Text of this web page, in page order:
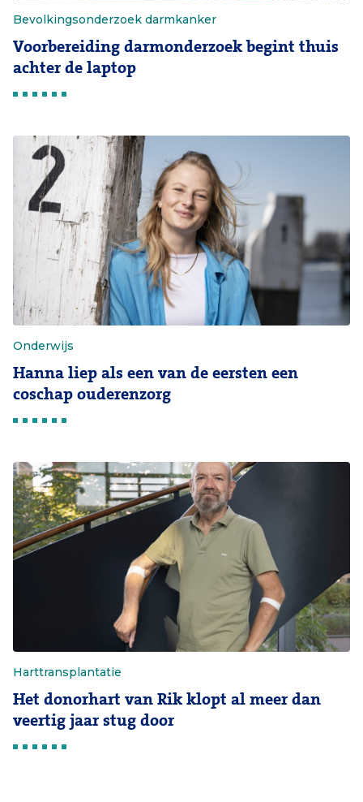
Bevolkingsonderzoek darmkanker
Voorbereiding darmonderzoek begint thuis
achter de laptop
Onderwijs
Hanna liep als een van de eersten een
coschap ouderenzorg
Harttransplantatie
Het donorhart van Rik klopt al meer dan
veertig jaar stug door